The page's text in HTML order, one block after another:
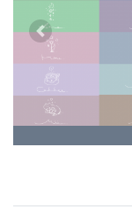
Previous